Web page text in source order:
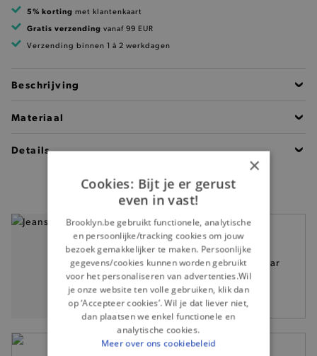
5% korting met klantenkaart
Gratis verzending vanaf 99 EUR
Verzending binnen 1 à 2 werkdagen
Beschrijving
Materiaal
Details
Dr. Denim -
Lichtblauwe Omar
relaxed jeans
89,95
×
Cookies: Bijt je er gerust
even in vast!
Brooklyn.be gebruikt functionele, analytische
en persoonlijke/tracking cookies om jouw
bezoek gemakkelijker te maken. Persoonlijke
gegevens/cookies kunnen worden gebruikt
voor het personaliseren van advertenties.Wil
je onze website ten volle gebruiken, klik dan
op ‘Accepteer cookies’. Wil je dat liever niet,
dan plaatsen we enkel functionele en
analytische cookies.
Meer over ons cookiebeleid